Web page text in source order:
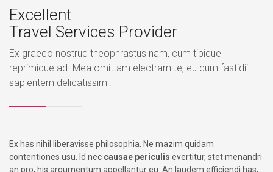
Excellent
Travel Services Provider
Ex graeco nostrud theophrastus nam, cum tibique
reprimique ad. Mea omittam electram te, eu cum fastidii
sapientem delicatissimi.
Ex has nihil liberavisse philosophia. Ne mazim quidam
contentiones usu. Id nec causae periculis evertitur, stet menandri
an pro, his argumentum appellantur eu. An laudem efficiendi has,